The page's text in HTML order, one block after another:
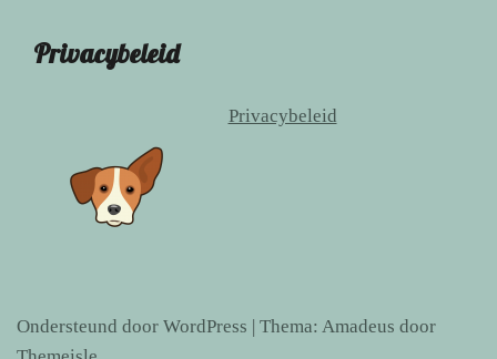
Privacybeleid
Privacybeleid
Ondersteund door WordPress | Thema: Amadeus door